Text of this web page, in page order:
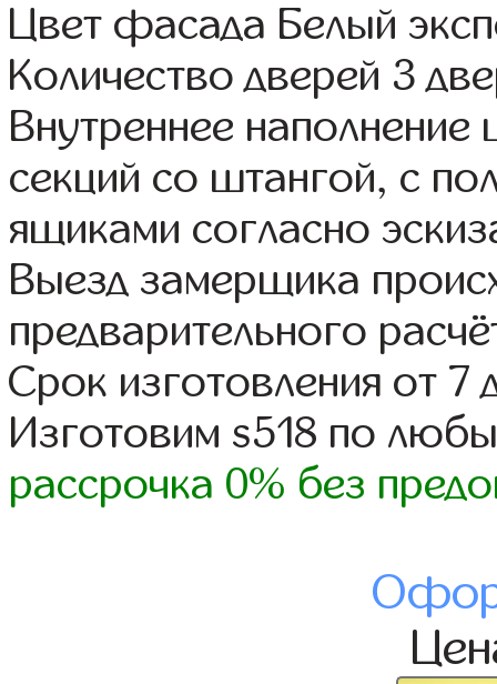
Цвет фасада Белый
Количество дверей 3
Внутреннее
секций со штангой, с
ящиками согласно
Выезд замерщика
предварительного
Срок изготовления от 7
Изготовим s518 по
рассрочка 0% без